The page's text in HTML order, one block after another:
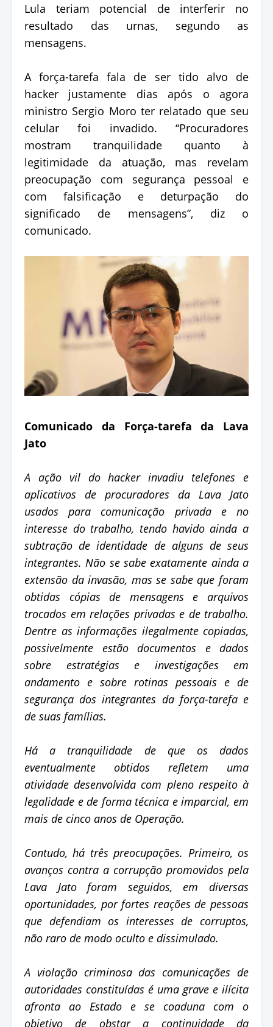
Lula teriam potencial de interferir no
resultado das urnas, segundo as
mensagens.
A força-tarefa fala de ser tido alvo de
hacker justamente dias após o agora
ministro Sergio Moro ter relatado que seu
celular foi invadido. “Procuradores
mostram tranquilidade quanto à
legitimidade da atuação, mas revelam
preocupação com segurança pessoal e
com falsificação e deturpação do
significado de mensagens”, diz o
comunicado.
Comunicado da Força-tarefa da Lava
Jato
A ação vil do hacker invadiu telefones e
aplicativos de procuradores da Lava Jato
usados para comunicação privada e no
interesse do trabalho, tendo havido ainda a
subtração de identidade de alguns de seus
integrantes. Não se sabe exatamente ainda a
extensão da invasão, mas se sabe que foram
obtidas cópias de mensagens e arquivos
trocados em relações privadas e de trabalho.
Dentre as informações ilegalmente copiadas,
possivelmente estão documentos e dados
sobre estratégias e investigações em
andamento e sobre rotinas pessoais e de
segurança dos integrantes da força-tarefa e
de suas famílias.
Há a tranquilidade de que os dados
eventualmente obtidos refletem uma
atividade desenvolvida com pleno respeito à
legalidade e de forma técnica e imparcial, em
mais de cinco anos de Operação.
Contudo, há três preocupações. Primeiro, os
avanços contra a corrupção promovidos pela
Lava Jato foram seguidos, em diversas
oportunidades, por fortes reações de pessoas
que defendiam os interesses de corruptos,
não raro de modo oculto e dissimulado.
A violação criminosa das comunicações de
autoridades constituídas é uma grave e ilícita
afronta ao Estado e se coaduna com o
objetivo de obstar a continuidade da